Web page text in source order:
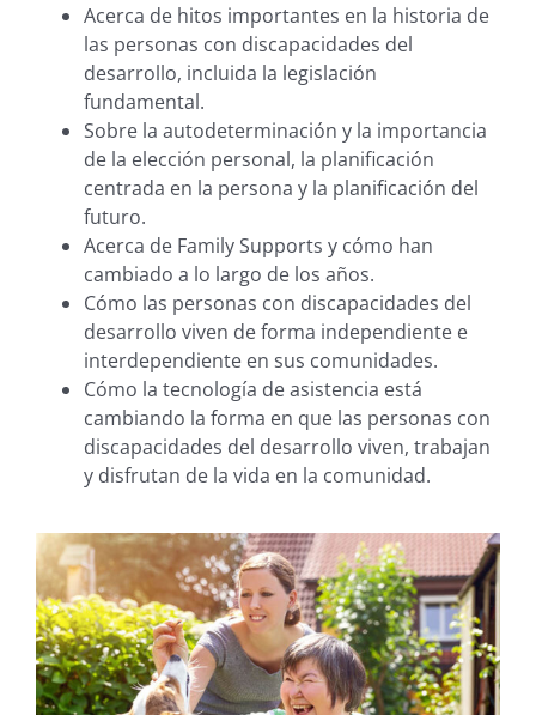
Acerca de hitos importantes en la historia de
las personas con discapacidades del
desarrollo, incluida la legislación
fundamental.
Sobre la autodeterminación y la importancia
de la elección personal, la planificación
centrada en la persona y la planificación del
futuro.
Acerca de Family Supports y cómo han
cambiado a lo largo de los años.
Cómo las personas con discapacidades del
desarrollo viven de forma independiente e
interdependiente en sus comunidades.
Cómo la tecnología de asistencia está
cambiando la forma en que las personas con
discapacidades del desarrollo viven, trabajan
y disfrutan de la vida en la comunidad.